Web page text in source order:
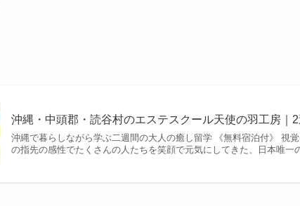
沖縄・中頭郡・読谷村のエステスクール天使の羽工房｜
沖縄で暮らしながら学ぶ二週間の大人の癒し留学 《無料宿泊付》 視
の指先の感性でたくさんの人たちを笑顔で元気にしてきた、日本唯一